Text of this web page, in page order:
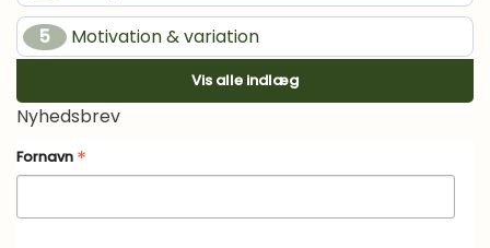
5 Motivation & variation
Vis alle indlæg
Nyhedsbrev
Fornavn *